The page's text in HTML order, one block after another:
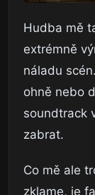
Hudba mě
extrémně
náladu
ohně nebo
soundtrack
zabrat.
Co mě ale
zklame, je